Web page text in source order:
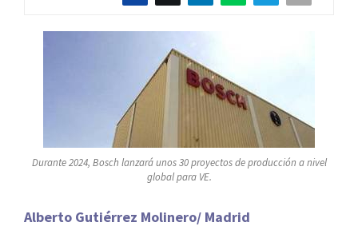
Durante 2024, Bosch lanzará unos 30 proyectos de producción a nivel
global para VE.
Alberto Gutiérrez Molinero/ Madrid